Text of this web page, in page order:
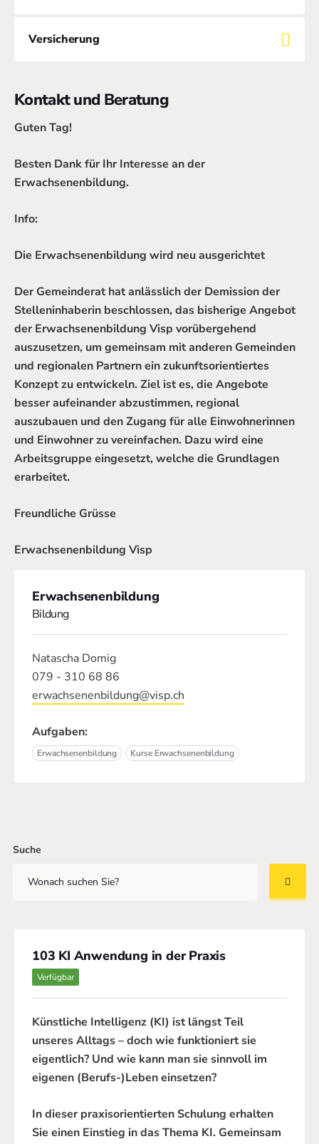
Versicherung
Kontakt und Beratung
Guten Tag!
Besten Dank für Ihr Interesse an der
Erwachsenenbildung.
Info:
Die Erwachsenenbildung wird neu ausgerichtet
Der Gemeinderat hat anlässlich der Demission der
Stelleninhaberin beschlossen, das bisherige Angebot
der Erwachsenenbildung Visp vorübergehend
auszusetzen, um gemeinsam mit anderen Gemeinden
und regionalen Partnern ein zukunftsorientiertes
Konzept zu entwickeln. Ziel ist es, die Angebote
besser aufeinander abzustimmen, regional
auszubauen und den Zugang für alle Einwohnerinnen
und Einwohner zu vereinfachen. Dazu wird eine
Arbeitsgruppe eingesetzt, welche die Grundlagen
erarbeitet.
Freundliche Grüsse
Erwachsenenbildung Visp
Erwachsenenbildung
Bildung
Natascha Domig
079 - 310 68 86
erwachsenenbildung@visp.ch
Aufgaben:
Erwachsenenbildung Kurse Erwachsenenbildung
Suche
103 KI Anwendung in der Praxis
Verfügbar
Künstliche Intelligenz (KI) ist längst Teil
unseres Alltags – doch wie funktioniert sie
eigentlich? Und wie kann man sie sinnvoll im
eigenen (Berufs-)Leben einsetzen?
In dieser praxisorientierten Schulung erhalten
Sie einen Einstieg in das Thema KI. Gemeinsam